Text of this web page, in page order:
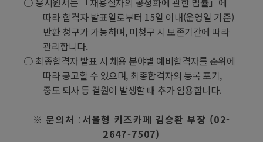
따라 합격자 발표일로부터 15일 이내(운영일 기준)
반환 청구가 가능하며, 미청구 시 보존기간에 따라
관리합니다.
○ 최종합격자 발표 시 채용 분야별 예비합격자를 순위에
따라 공고할 수 있으며, 최종합격자의 등록 포기,
중도 퇴사 등 결원이 발생할 때 추가 임용합니다.
※문의처 : 서울형 키즈카페 김승환 부장 (02-
2647-7507)